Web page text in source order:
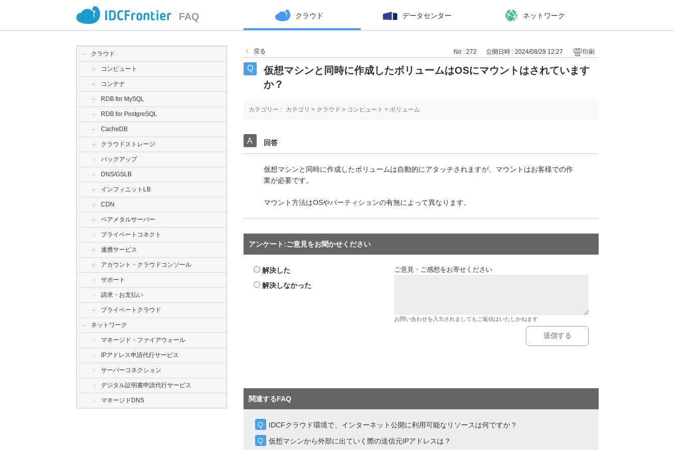
FAQ クラウド データセンター ネットワーク
クラウド
コンピュート
コンテナ
RDB for MySQL
RDB for PostgreSQL
CacheDB
クラウドストレージ
バックアップ
DNS/GSLB
インフィニットLB
CDN
ベアメタルサーバー
プライベートコネクト
連携サービス
アカウント・クラウドコンソール
サポート
請求・お支払い
プライベートクラウド
ネットワーク
マネージド・ファイアウォール
IPアドレス申請代行サービス
サーバーコネクション
デジタル証明書申請代行サービス
マネージドDNS
戻る No : 272 公開日時 : 2024/08/29 12:27 印刷
仮想マシンと同時に作成したボリュームはOSにマウントはされています
か？
カテゴリー : カテゴリ > クラウド > コンピュート > ボリューム
回答
仮想マシンと同時に作成したボリュームは自動的にアタッチされますが、マウントはお客様での作
業が必要です。
マウント方法はOSやパーティションの有無によって異なります。
アンケート:ご意見をお聞かせください
解決した
解決しなかった
ご意見・ご感想をお寄せください
お問い合わせを入力されましてもご返信はいたしかねます
関連するFAQ
IDCFクラウド環境で、インターネット公開に利用可能なリソースは何ですか？
仮想マシンから外部に出ていく際の送信元IPアドレスは？